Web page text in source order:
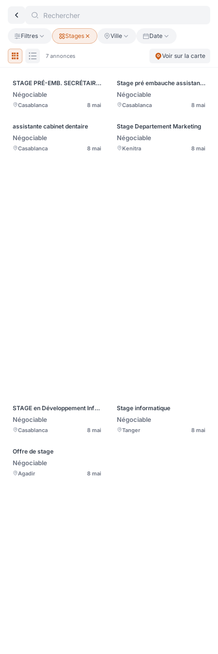
Filtres Stages Ville Date
7 annonces Voir sur la carte
STAGE PRÉ-EMB. SECRÉTAIRE / MARKETING DIGITAL
Négociable
Casablanca 8 mai
Stage pré embauche assistante commerciale
Négociable
Casablanca 8 mai
assistante cabinet dentaire
Négociable
Casablanca 8 mai
Stage Departement Marketing
Négociable
Kenitra 8 mai
STAGE en Développement Informatique - PFE ou PFF
Négociable
Casablanca 8 mai
Stage informatique
Négociable
Tanger 8 mai
Offre de stage
Négociable
Agadir 8 mai